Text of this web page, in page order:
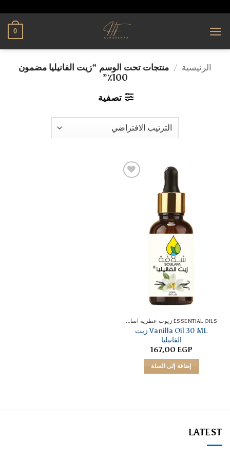
0
الرئيسية / منتجات تحت الوسم “زيت الفانيليا مضمون
100٪”
تصفية
ESSENTIAL OILS زيوت عطرية اساسية
Vanilla Oil 30 ML زيت
الفانيليا
167,00 EGP
إضافة إلى السلة
LATEST